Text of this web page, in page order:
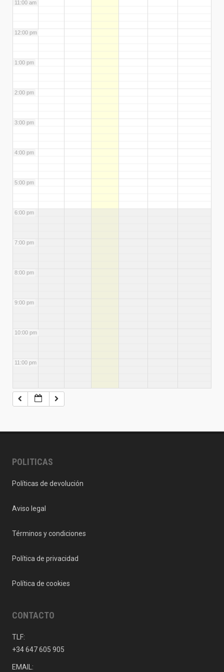
11:00 am
12:00 pm
1:00 pm
2:00 pm
3:00 pm
4:00 pm
5:00 pm
6:00 pm
7:00 pm
8:00 pm
9:00 pm
10:00 pm
11:00 pm
POLITICAS
Políticas de devolución
Aviso legal
Términos y condiciones
Política de privacidad
Política de cookies
CONTACTO
TLF:
+34 647 605 905
EMAIL: